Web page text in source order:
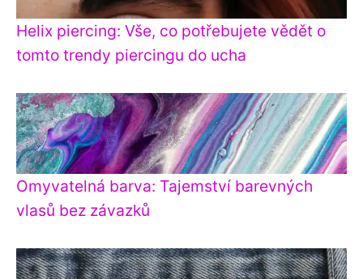
Helix piercing: Vše, co potřebujete vědět o
tomto trendy piercingu do ucha
Omyvatelná barva: Tajemství barevných
vlasů bez závazků